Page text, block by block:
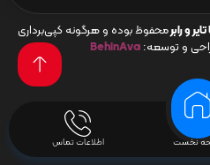
نخست اطلاعات تماس
و رابرمحفوظ بوده و هرگونه کپی‌برداری
و توسعه: BehinAva